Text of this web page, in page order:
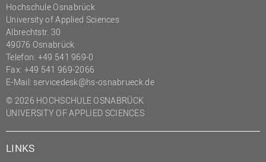
Hochschule Osnabrück
University of Applied Sciences
Albrechtstr. 30
49076 Osnabrück
Telefon: +49 541 969-0
Fax: +49 541 969-2066
E-Mail: servicedesk@hs-osnabrueck.de
© 2026 HOCHSCHULE OSNABRÜCK
UNIVERSITY OF APPLIED SCIENCES
LINKS